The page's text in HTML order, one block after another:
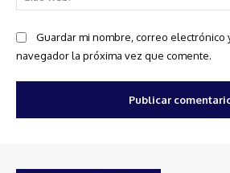
Guardar mi nombre, correo electrónico
navegador la próxima vez que comente.